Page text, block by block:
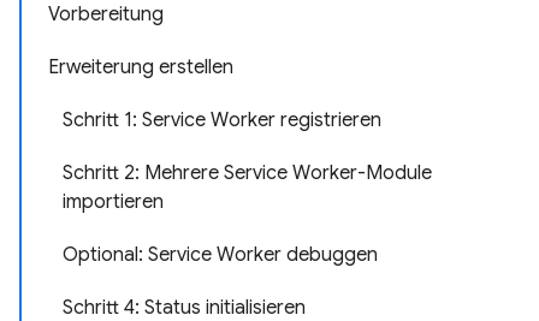
Vorbereitung
Erweiterung erstellen
Schritt 1: Service Worker registrieren
Schritt 2: Mehrere Service Worker-Module
importieren
Optional: Service Worker debuggen
Schritt 4: Status initialisieren